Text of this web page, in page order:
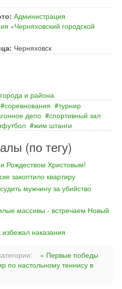
Администрация
«Черняховский городской
Черняховск
и района
соревнования
турнир
депо
спортивный зал
жим штанги
(по тегу)
Рождеством Христовым!
закоптило квартиру
мужчину за убийство
массивы - встречаем Новый
наказания
« Первые победы
по настольному теннису в